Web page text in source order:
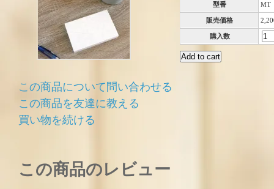
型番 MT
販売価格
購入数
この商品について問い合わせる
この商品を友達に教える
買い物を続ける
この商品のレビュー